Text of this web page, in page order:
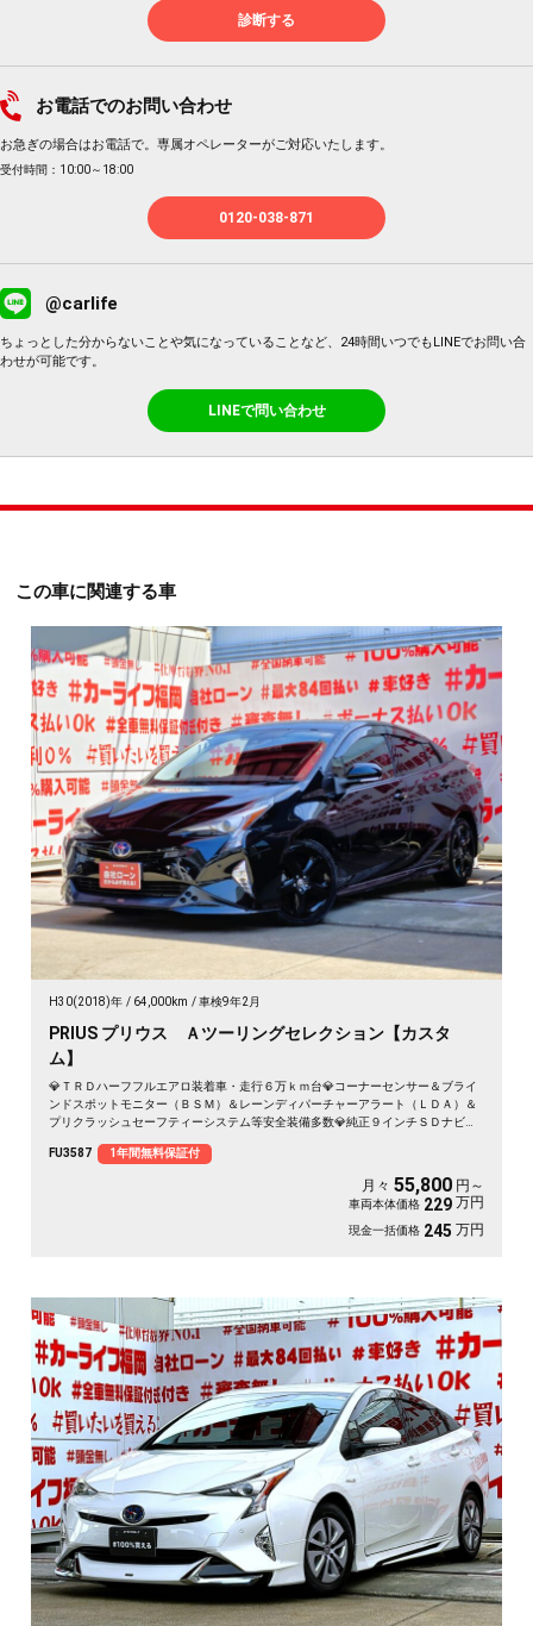
診断する
お電話でのお問い合わせ
お急ぎの場合はお電話で。専属オペレーターがご対応いたします。
受付時間：10:00～18:00
0120-038-871
@carlife
ちょっとした分からないことや気になっていることなど、24時間いつでもLINEでお問い合
わせが可能です。
LINEで問い合わせ
この車に関連する車
H30(2018)年 64,000km 車検9年2月
PRIUS プリウス Ａツーリングセレクション【カスタ
ム】
💎ＴＲＤハーフフルエアロ装着車・走行６万ｋｍ台💎コーナーセンサー＆ブライ
ンドスポットモニター（ＢＳＭ）＆レーンディパーチャーアラート（ＬＤＡ）＆
プリクラッシュセーフティーシステム等安全装備多数💎純正９インチＳＤナビ🗾
ＬＥＤヘッドライト・ＬＥＤフォグ・オートＨｉビーム機能付💡レーダークルー
ズコントロール・高速走行も追尾機能で楽々運転🚗黒本革シート💺前席シートヒ
ーター🔥快適装備多数👍ドライブレコーダ付で安心録画ＯＫ📹
FU3587 1年間無料保証付
月々 55,800 円～
車両本体価格 229 万円
現金一括価格 245 万円